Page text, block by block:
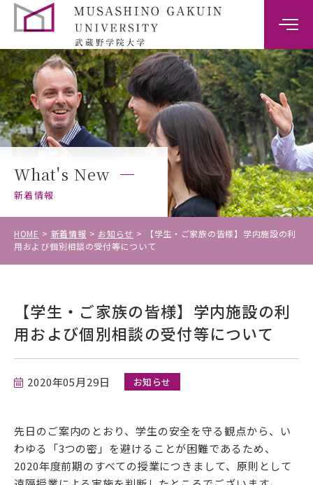
大学案内
学部案内
キャンパスライフ
キャリア・就職支援
入試情報
在学生の方
採用担当の方
What's New
新着情報
HOME 新着情報 お知らせ
【学生・ご家族の皆様】学内施設の利
用および個別相談の受付等について
【学生・ご家族の皆様】学内施設の利
用および個別相談の受付等について
2020年05月29日 お知らせ
先日のご案内のとおり、学生の安全を守る観点から、い
わゆる「3つの密」を避けることが困難であるため、
2020年度前期のすべての授業につきまして、原則として